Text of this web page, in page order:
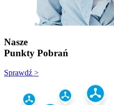
Nasze
Punkty Pobrań
Sprawdź >